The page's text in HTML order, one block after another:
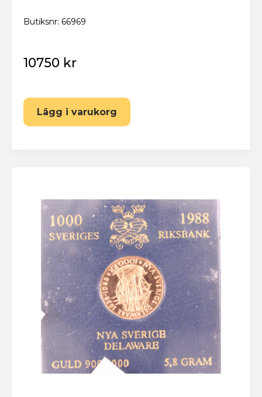
Butiksnr: 66969
10750 kr
Lägg i varukorg